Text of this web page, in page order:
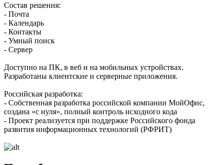
Состав решения:
- Почта
- Календарь
- Контакты
- Умный поиск
- Сервер
Доступно на ПК, в веб и на мобильных устройствах.
Разработаны клиентские и серверные приложения.
Российская разработка:
- Собственная разработка российской компании МойОфис,
создана «с нуля», полный контроль исходного кода
- Проект реализуется при поддержке Российского фонда
развития информационных технологий (РФРИТ)